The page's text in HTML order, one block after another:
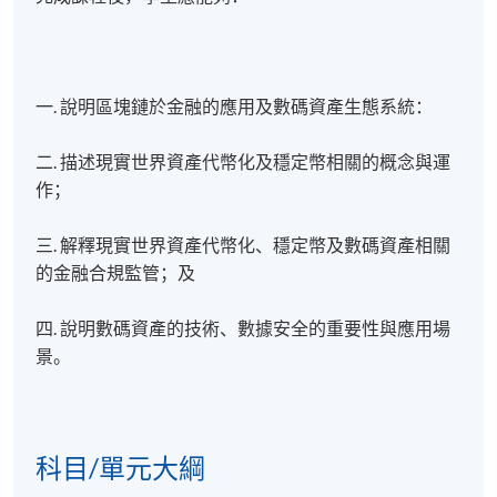
一. 說明區塊鏈於金融的應用及數碼資產生態系統：
二. 描述現實世界資產代幣化及穩定幣相關的概念與運
作；
三. 解釋現實世界資產代幣化、穩定幣及數碼資產相關
的金融合規監管；及
四. 說明數碼資產的技術、數據安全的重要性與應用場
景。
科目/單元大綱